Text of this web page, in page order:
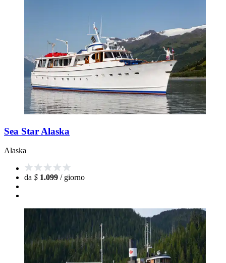
Sea Star Alaska
Alaska
da $ 1.099 / giorno